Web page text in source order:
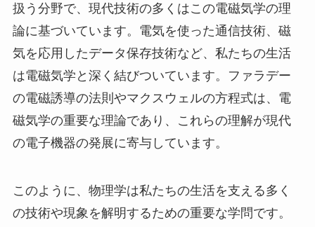
扱う分野で、現代技術の多くはこの電磁気学の理
論に基づいています。電気を使った通信技術、磁
気を応用したデータ保存技術など、私たちの生活
は電磁気学と深く結びついています。ファラデー
の電磁誘導の法則やマクスウェルの方程式は、電
磁気学の重要な理論であり、これらの理解が現代
の電子機器の発展に寄与しています。
このように、物理学は私たちの生活を支える多く
の技術や現象を解明するための重要な学問です。